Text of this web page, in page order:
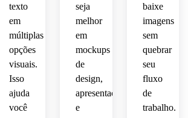
de
parede
séria.
texto
em
múltiplas
opções
visuais.
Isso
ajuda
você
seja
melhor
em
mockups
de
design,
apresentações
e
baixe
imagens
sem
quebrar
seu
fluxo
de
trabalho.